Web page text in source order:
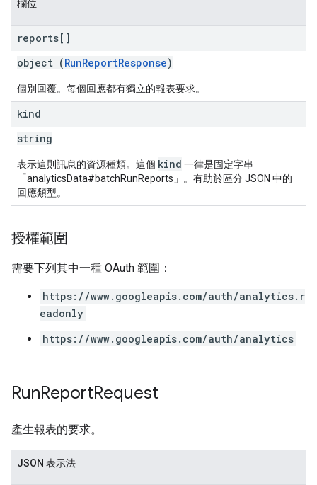
欄位
reports[]
object (RunReportResponse)
個別回覆。每個回應都有獨立的報表要求。
kind
string
表示這則訊息的資源種類。這個 kind 一律是固定字串
「analyticsData#batchRunReports」。有助於區分 JSON 中的
回應類型。
授權範圍
需要下列其中一種 OAuth 範圍：
https://www.googleapis.com/auth/analytics.r
eadonly
https://www.googleapis.com/auth/analytics
RunReportRequest
產生報表的要求。
JSON 表示法